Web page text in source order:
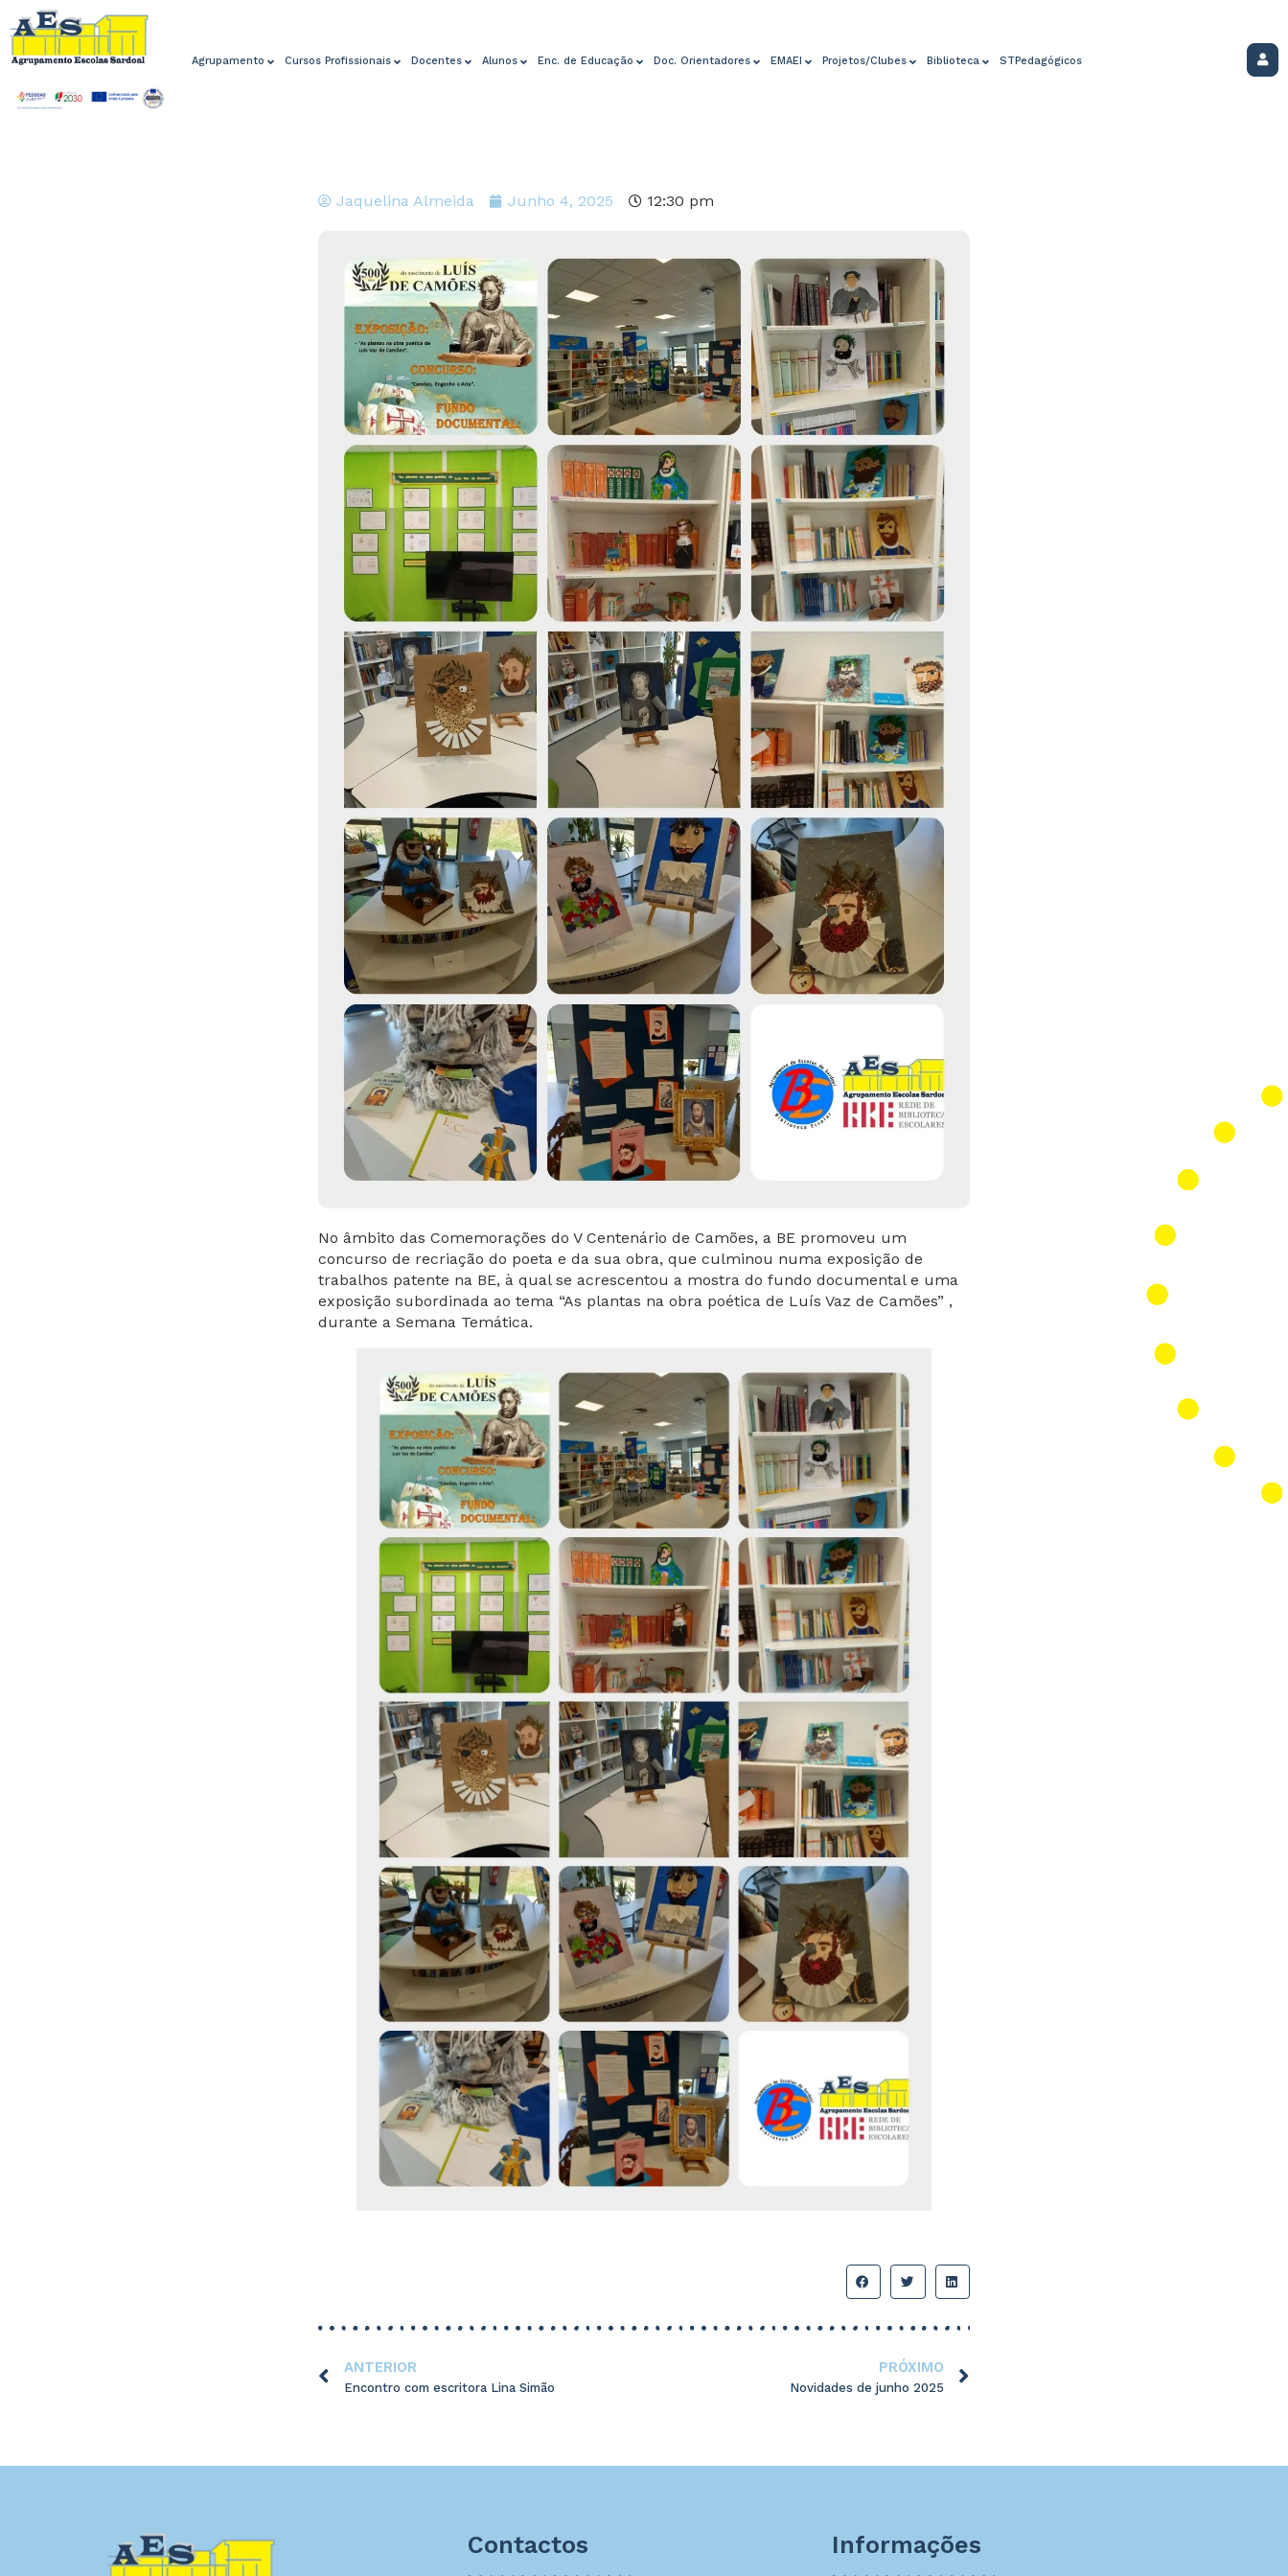
Agrupamento Cursos Profissionais Docentes Alunos Enc. de Educação Doc. Orientadores EMAEI Projetos/Clubes Biblioteca STPedagógicos
Jaquelina Almeida Junho 4, 2025 12:30 pm
No âmbito das Comemorações do V Centenário de Camões, a BE promoveu um
concurso de recriação do poeta e da sua obra, que culminou numa exposição de
trabalhos patente na BE, à qual se acrescentou a mostra do fundo documental e uma
exposição subordinada ao tema “As plantas na obra poética de Luís Vaz de Camões” ,
durante a Semana Temática.
ANTERIOR
Encontro com escritora Lina Simão
PRÓXIMO
Novidades de junho 2025
Contactos Informações